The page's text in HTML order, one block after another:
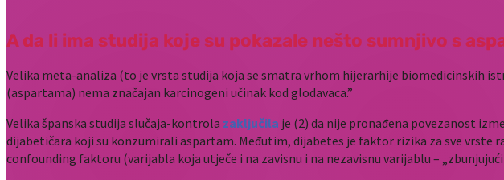
A da li ima studija koje su pokazale nešto sumnjivo s
Velika meta-analiza (to je vrsta studija koja se smatra vrhom hijerarhije biomedicinskih
(aspartama) nema značajan karcinogeni učinak kod glodavaca.”
Velika španska studija slučaja-kontrola zaključila je (2) da nije pronađena povezanost
dijabetičara koji su konzumirali aspartam. Međutim, dijabetes je faktor rizika za sve vrste
confounding faktoru (varijabla koja utječe i na zavisnu i na nezavisnu varijablu –